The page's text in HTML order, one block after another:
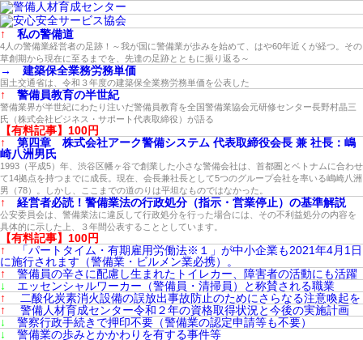
↑ 私の警備道
4人の警備業経営者の足跡！～我が国に警備業が歩みを始めて、はや60年近くが経つ。その
草創期から現在に至るまでを、先達の足跡とともに振り返る～
→ 建築保全業務労務単価
国土交通省は、令和３年度の建築保全業務労務単価を公表した
↑ 警備員教育の半世紀
警備業界が半世紀にわたり注いだ警備員教育を全国警備業協会元研修センター長野村晶三
氏（株式会社ビジネス・サポート代表取締役）が語る
【有料記事】100円
↑
第四章 株式会社アーク警備システム 代表取締役会長 兼 社長：嶋
崎八洲男氏
1993（平成5）年、渋谷区幡ヶ谷で創業した小さな警備会社は、首都圏とベトナムに合わせ
て14拠点を持つまでに成長。現在、会長兼社長として5つのグループ会社を率いる嶋崎八洲
男（78）。しかし、ここまでの道のりは平坦なものではなかった。
↑ 経営者必読！警備業法の行政処分（指示・営業停止）の基準解説
公安委員会は、警備業法に違反して行政処分を行った場合には、その不利益処分の内容を
具体的に示した上、３年間公表することとしています。
【有料記事】100円
↑
「パートタイム・有期雇用労働法※１」が中小企業も2021年4月1日
に施行されます（警備業・ビルメン業必携）。
↑
警備員の辛さに配慮し生まれたトイレカー、障害者の活動にも活躍
↓
エッセンシャルワーカー（警備員・清掃員）と称賛される職業
↑
二酸化炭素消火設備の誤放出事故防止のためにさらなる注意喚起を
↑
警備人材育成センター令和２年の資格取得状況と今後の実施計画
↓
警察行政手続きで押印不要（警備業の認定申請等も不要）
↓
警備業の歩みとかかわりを有する事件等